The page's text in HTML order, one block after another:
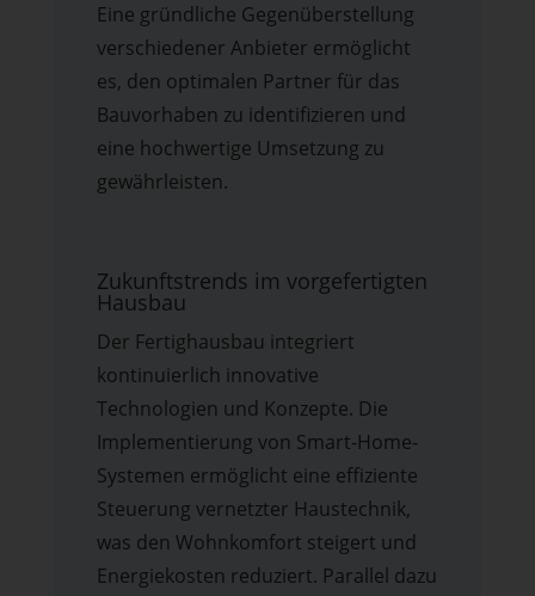
Eine gründliche Gegenüberstellung
verschiedener Anbieter ermöglicht
es, den optimalen Partner für das
Bauvorhaben zu identifizieren und
eine hochwertige Umsetzung zu
gewährleisten.
Zukunftstrends im vorgefertigten
Hausbau
Der Fertighausbau integriert
kontinuierlich innovative
Technologien und Konzepte. Die
Implementierung von Smart-Home-
Systemen ermöglicht eine effiziente
Steuerung vernetzter Haustechnik,
was den Wohnkomfort steigert und
Energiekosten reduziert. Parallel dazu